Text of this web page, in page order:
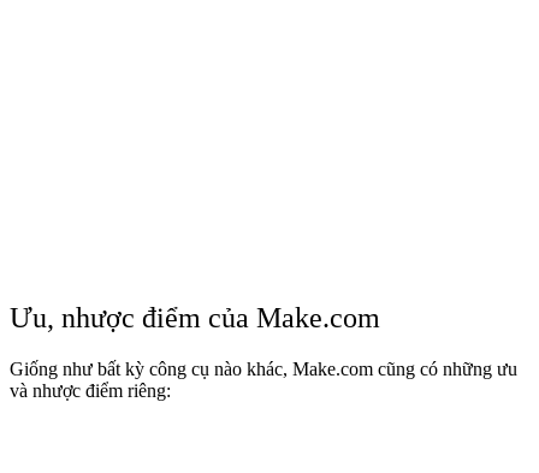
Ưu, nhược điểm của Make.com
Giống như bất kỳ công cụ nào khác, Make.com cũng có những ưu
và nhược điểm riêng: